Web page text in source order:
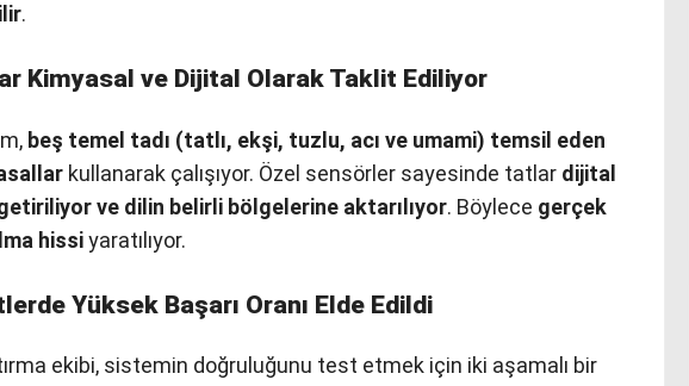
.
Kimyasal ve Dijital Olarak Taklit Ediliyor
beş temel tadı (tatlı, ekşi, tuzlu, acı ve umami) temsil eden
kullanarak çalışıyor. Özel sensörler sayesinde tatlar dijital
ve dilin belirli bölgelerine aktarılıyor. Böylece gerçek
hissiyaratılıyor.
Yüksek Başarı Oranı Elde Edildi
ekibi, sistemin doğruluğunu test etmek için iki aşamalı bir